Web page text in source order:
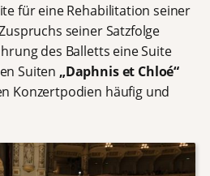
für eine Rehabilitation seiner
seiner Satzfolge
des Balletts eine Suite
Suiten „Daphnis et Chloé“
Konzertpodien häufig und